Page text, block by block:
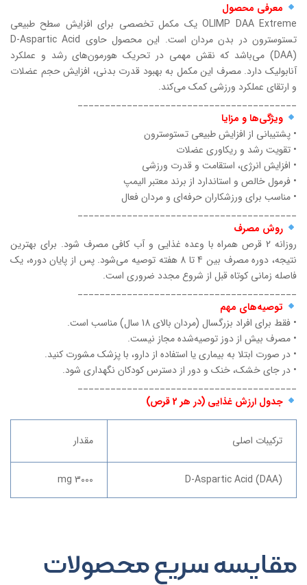
معرفی محصول
OLIMP DAA Extreme یک مکمل تخصصی برای افزایش سطح طبیعی
تستوسترون در بدن مردان است. این محصول حاوی D-Aspartic Acid
(DAA) می‌باشد که نقش مهمی در تحریک هورمون‌های رشد و عملکرد
آنابولیک دارد. مصرف این مکمل به بهبود قدرت بدنی، افزایش حجم عضلات
و ارتقای عملکرد ورزشی کمک می‌کند.
________________________________________
ویژگی‌ها و مزایا
• پشتیبانی از افزایش طبیعی تستوسترون
• تقویت رشد و ریکاوری عضلات
• افزایش انرژی، استقامت و قدرت ورزشی
• فرمول خالص و استاندارد از برند معتبر الیمپ
• مناسب برای ورزشکاران حرفه‌ای و مردان فعال
________________________________________
روش مصرف
روزانه 2 قرص همراه با وعده غذایی و آب کافی مصرف شود. برای بهترین
نتیجه، دوره مصرف بین 4 تا 8 هفته توصیه می‌شود. پس از پایان دوره، یک
فاصله زمانی کوتاه قبل از شروع مجدد ضروری است.
________________________________________
توصیه‌های مهم
• فقط برای افراد بزرگسال (مردان بالای 18 سال) مناسب است.
• مصرف بیش از دوز توصیه‌شده مجاز نیست.
• در صورت ابتلا به بیماری یا استفاده از دارو، با پزشک مشورت کنید.
• در جای خشک، خنک و دور از دسترس کودکان نگهداری شود.
________________________________________
جدول ارزش غذایی (در هر 2 قرص)
ترکیبات اصلی مقدار
D-Aspartic Acid (DAA)
3000 mg
مقایسه سریع محصولات